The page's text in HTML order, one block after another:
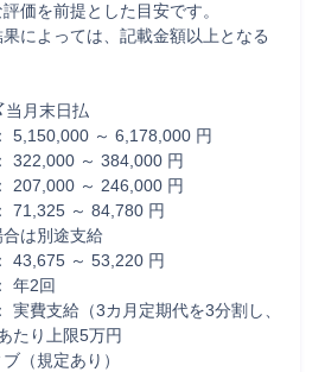
価を前提とした目安です。
によっては、記載金額以上となる
当月末日払
5,150,000 ～ 6,178,000 円
322,000 ～ 384,000 円
207,000 ～ 246,000 円
71,325 ～ 84,780 円
は別途支給
43,675 ～ 53,220 円
年2回
実費支給（3カ月定期代を3分割し、
たり上限5万円
（規定あり）